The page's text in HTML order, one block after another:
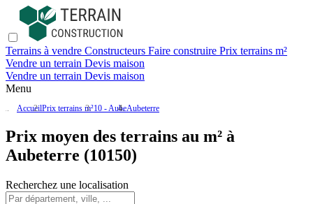
Terrains à vendre Constructeurs Faire construire Prix terrains m²
Vendre un terrain Devis maison
Vendre un terrain Devis maison
Menu
AccueilPrix terrains m²10 - AubeAubeterre
Prix moyen des terrains au m² à
Aubeterre (10150)
Recherchez une localisation